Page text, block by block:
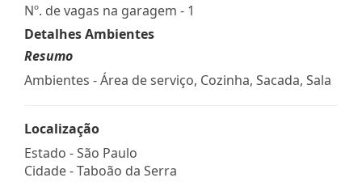
Nº. de vagas na garagem - 1
Detalhes Ambientes
Resumo
Ambientes - Área de serviço, Cozinha, Sacada, Sala
Localização
Estado -São Paulo
Cidade -Taboão da Serra